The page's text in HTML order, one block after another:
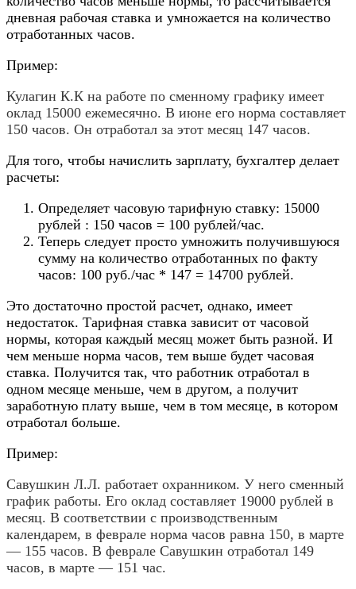
дневная рабочая ставка и умножается на количество
отработанных часов.
Пример:
Кулагин К.К на работе по сменному графику имеет
оклад 15000 ежемесячно. В июне его норма составляет
150 часов. Он отработал за этот месяц 147 часов.
Для того, чтобы начислить зарплату, бухгалтер делает
расчеты:
Определяет часовую тарифную ставку: 15000
рублей : 150 часов = 100 рублей/час.
Теперь следует просто умножить получившуюся
сумму на количество отработанных по факту
часов: 100 руб./час * 147 = 14700 рублей.
Это достаточно простой расчет, однако, имеет
недостаток. Тарифная ставка зависит от часовой
нормы, которая каждый месяц может быть разной. И
чем меньше норма часов, тем выше будет часовая
ставка. Получится так, что работник отработал в
одном месяце меньше, чем в другом, а получит
заработную плату выше, чем в том месяце, в котором
отработал больше.
Пример:
Савушкин Л.Л. работает охранником. У него сменный
график работы. Его оклад составляет 19000 рублей в
месяц. В соответствии с производственным
календарем, в феврале норма часов равна 150, в марте
— 155 часов. В феврале Савушкин отработал 149
часов, в марте — 151 час.